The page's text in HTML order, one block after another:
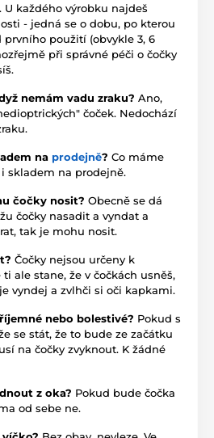
. U každého výrobku najdeš
- jedná se o dobu, po kterou
prvního použití (obvykle 3, 6
při správné péči o čočky
nemám vadu zraku? Ano,
čoček. Nedochází
na prodejně? Co máme
skladem na prodejně.
čočky nosit? Obecně se dá
čočky nasadit a vyndat a
tak je mohu nosit.
Čočky nejsou určeny k
ale stane, že v čočkách usněš,
vyndej a zvlhči si oči kapkami.
nebo bolestivé? Pokud s
se stát, že to bude ze začátku
na čočky zvyknout. K žádné
z oka? Pokud bude čočka
od sebe ne.